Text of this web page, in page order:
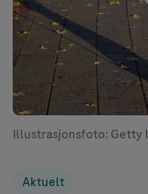
Illustrasjonsfoto: Getty
Aktuelt